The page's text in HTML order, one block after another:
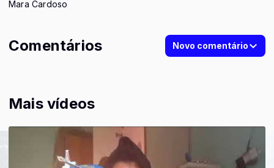
Mais vídeos
Mara Cardoso
Comentários Novo comentário